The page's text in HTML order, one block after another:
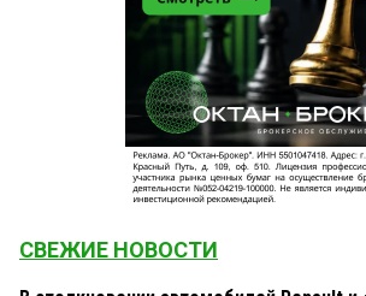
СВЕЖИЕ НОВОСТИ